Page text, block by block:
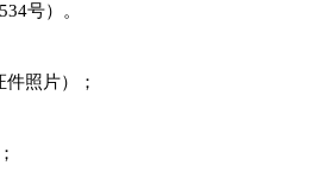
号）。
照片）；